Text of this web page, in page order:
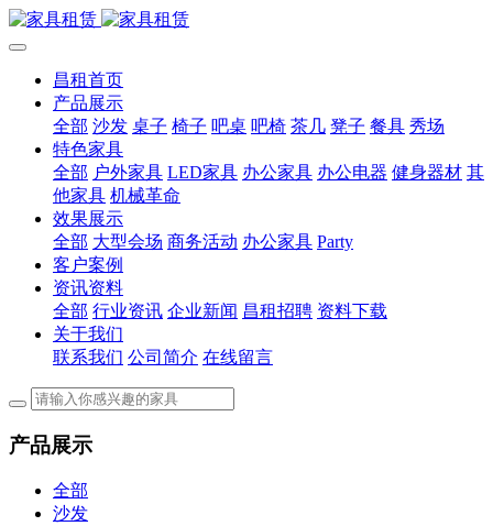
昌租首页
产品展示
全部 沙发 桌子 椅子 吧桌 吧椅 茶几 凳子 餐具 秀场
特色家具
全部 户外家具 LED家具 办公家具 办公电器 健身器材 其
他家具 机械革命
效果展示
全部 大型会场 商务活动 办公家具 Party
客户案例
资讯资料
全部 行业资讯 企业新闻 昌租招聘 资料下载
关于我们
联系我们 公司简介 在线留言
产品展示
全部
沙发